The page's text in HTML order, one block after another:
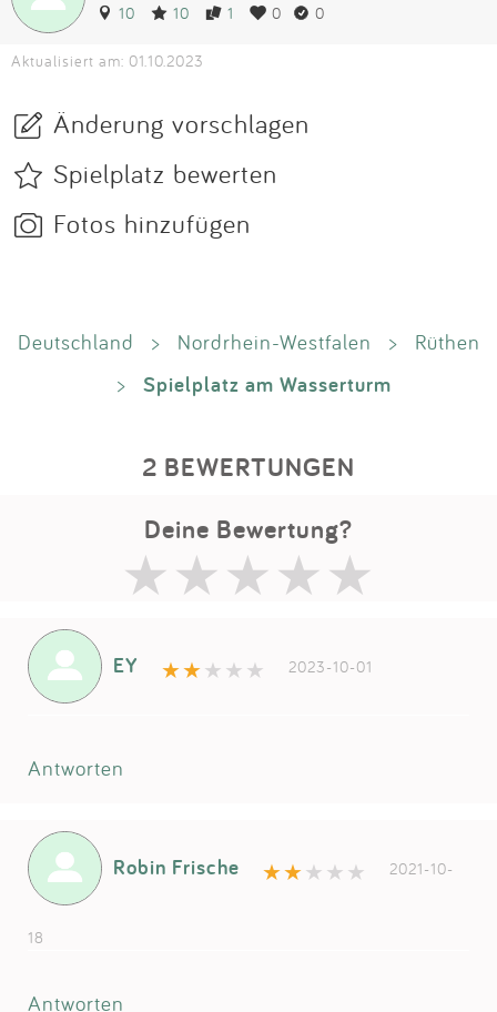
10 10 1 0 0
Aktualisiert am: 01.10.2023
Änderung vorschlagen
Spielplatz bewerten
Fotos hinzufügen
Deutschland > Nordrhein-Westfalen >
Rüthen
>
Spielplatz am Wasserturm
2 BEWERTUNGEN
Deine Bewertung?
EY 2023-10-01
Antworten
Robin Frische 2021-10-
18
Antworten